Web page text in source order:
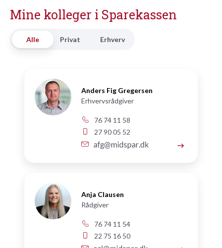
Mine kolleger i Sparekassen
Alle Privat Erhverv
Anders Fig Gregersen
Erhvervsrådgiver
76 74 11 58
27 90 05 52
Anja Clausen
Rådgiver
76 74 11 54
22 75 16 50